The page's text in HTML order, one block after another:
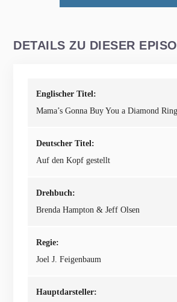
DETAILS ZU DIESER
Englischer Titel:
Mama’s Gonna Buy You a Diamond Ring
Deutscher Titel:
Auf den Kopf gestellt
Drehbuch:
Brenda Hampton & Jeff Olsen
Regie:
Joel J. Feigenbaum
Hauptdarsteller: